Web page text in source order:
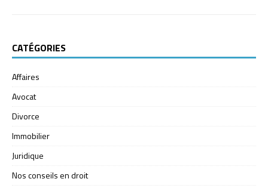
CATÉGORIES
Affaires
Avocat
Divorce
Immobilier
Juridique
Nos conseils en droit